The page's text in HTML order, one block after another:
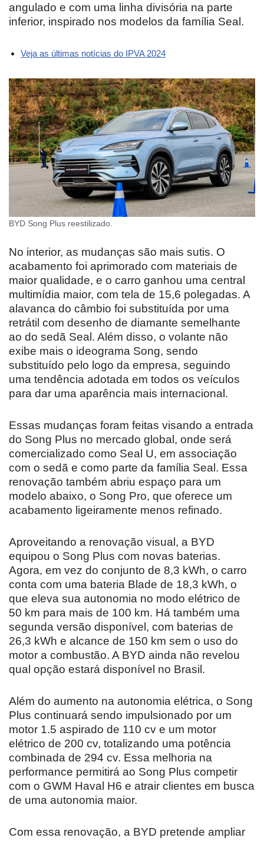
angulado e com uma linha divisória na parte
inferior, inspirado nos modelos da família Seal.
Veja as últimas notícias do IPVA 2024
BYD Song Plus reestilizado.
No interior, as mudanças são mais sutis. O
acabamento foi aprimorado com materiais de
maior qualidade, e o carro ganhou uma central
multimídia maior, com tela de 15,6 polegadas. A
alavanca do câmbio foi substituída por uma
retrátil com desenho de diamante semelhante
ao do sedã Seal. Além disso, o volante não
exibe mais o ideograma Song, sendo
substituído pelo logo da empresa, seguindo
uma tendência adotada em todos os veículos
para dar uma aparência mais internacional.
Essas mudanças foram feitas visando a entrada
do Song Plus no mercado global, onde será
comercializado como Seal U, em associação
com o sedã e como parte da família Seal. Essa
renovação também abriu espaço para um
modelo abaixo, o Song Pro, que oferece um
acabamento ligeiramente menos refinado.
Aproveitando a renovação visual, a BYD
equipou o Song Plus com novas baterias.
Agora, em vez do conjunto de 8,3 kWh, o carro
conta com uma bateria Blade de 18,3 kWh, o
que eleva sua autonomia no modo elétrico de
50 km para mais de 100 km. Há também uma
segunda versão disponível, com baterias de
26,3 kWh e alcance de 150 km sem o uso do
motor a combustão. A BYD ainda não revelou
qual opção estará disponível no Brasil.
Além do aumento na autonomia elétrica, o Song
Plus continuará sendo impulsionado por um
motor 1.5 aspirado de 110 cv e um motor
elétrico de 200 cv, totalizando uma potência
combinada de 294 cv. Essa melhoria na
performance permitirá ao Song Plus competir
com o GWM Haval H6 e atrair clientes em busca
de uma autonomia maior.
Com essa renovação, a BYD pretende ampliar